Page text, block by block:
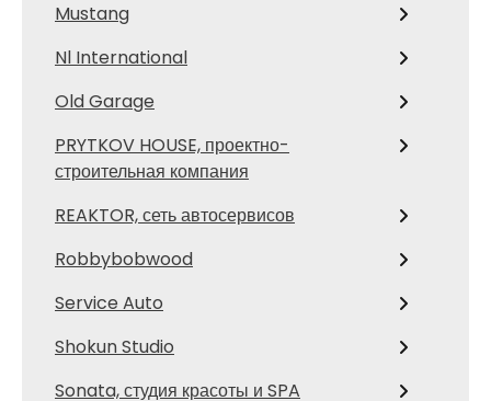
Mustang
Nl International
Old Garage
PRYTKOV HOUSE, проектно-
строительная компания
REAKTOR, сеть автосервисов
Robbybobwood
Service Auto
Shokun Studio
Sonata, студия красоты и SPA